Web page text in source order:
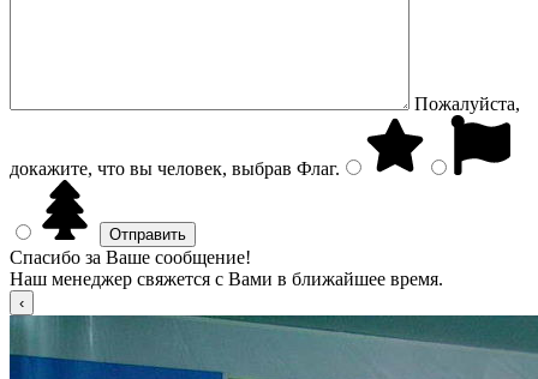
Пожалуйста,
докажите, что вы человек, выбрав Флаг.
Спасибо за Ваше сообщение!
Наш менеджер свяжется с Вами в ближайшее время.